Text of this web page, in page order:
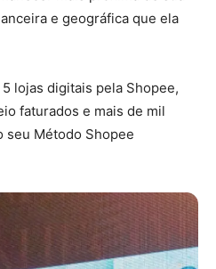
e geográfica que ela
lojas digitais pela Shopee,
faturados e mais de mil
seu Método Shopee